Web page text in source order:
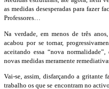
as medidas desesperadas para fazer
Professores…
Na verdade, em menos de três
acabou por se tornar,
aceitando essa “nova
novas medidas meramente
Vai-se, assim, disfarçando a gritante
trabalho os que se encontram no